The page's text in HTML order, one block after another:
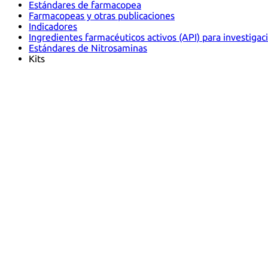
Estándares de farmacopea
Farmacopeas y otras publicaciones
Indicadores
Ingredientes farmacéuticos activos (API) para
Estándares de Nitrosaminas
Kits